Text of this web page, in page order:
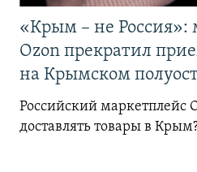
«Крым – не Россия»:
Ozon прекратил
на Крымском
Российский маркетплейс
доставлять товары в